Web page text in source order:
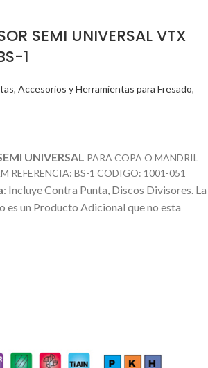
SEMI UNIVERSAL VTX
1
, Accesorios y Herramientas para Fresado,
UNIVERSAL PARA COPA O MANDRIL
REFERENCIA: BS-1 CODIGO: 1001-051
: Incluye Contra Punta, Discos Divisores. La
es un Producto Adicional que no esta